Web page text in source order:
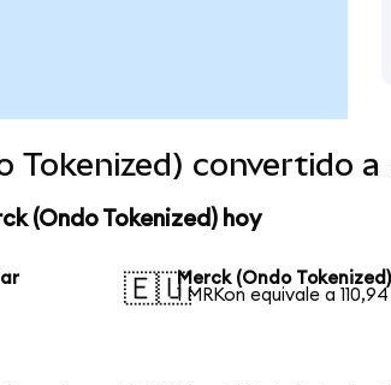
Tokenized) convertido
(Ondo Tokenized) hoy
🇪🇺Merck (Ondo
1 MRKon equivale a